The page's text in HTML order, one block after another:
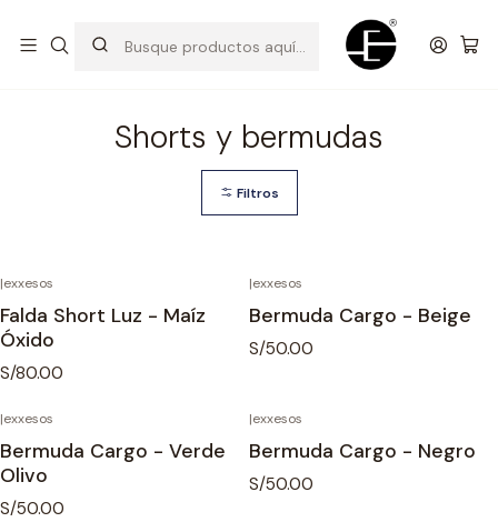
Prendas cómodas y exclusivas para renovar tu estilo
Shorts y bermudas
Filtros
|exxesos
Falda Short Luz - Maíz
Óxido
S/80.00
|exxesos
Bermuda Cargo - Beige
S/50.00
|exxesos
Bermuda Cargo - Verde
Olivo
S/50.00
|exxesos
Bermuda Cargo - Negro
S/50.00